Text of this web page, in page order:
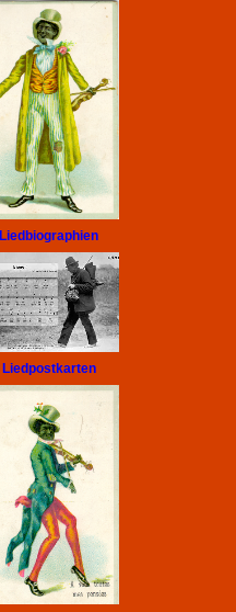
Liedbiographien
Liedpostkarten